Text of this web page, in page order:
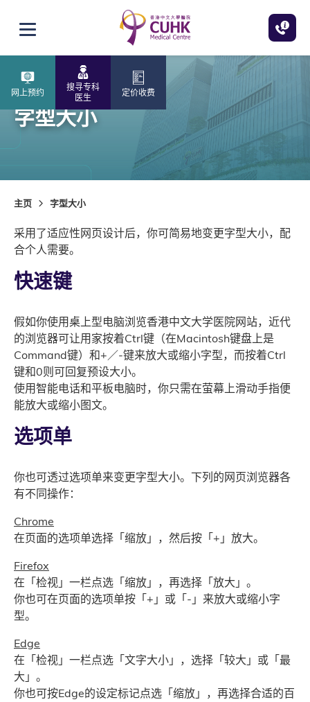
打开选单
网上预约
搜寻专科
医生
定价收费
字型大小
主页 字型大小
采用了适应性网页设计后，你可简易地变更字型大小，配
合个人需要。
快速键
假如你使用桌上型电脑浏览香港中文大学医院网站，近代
的浏览器可让用家按着Ctrl键（在Macintosh键盘上是
Command键）和+／-键来放大或缩小字型，而按着Ctrl
键和0则可回复预设大小。
使用智能电话和平板电脑时，你只需在萤幕上滑动手指便
能放大或缩小图文。
选项单
你也可透过选项单来变更字型大小。下列的网页浏览器各
有不同操作：
Chrome
在页面的选项单选择「缩放」，然后按「+」放大。
Firefox
在「检视」一栏点选「缩放」，再选择「放大」。
你也可在页面的选项单按「+」或「-」来放大或缩小字
型。
Edge
在「检视」一栏点选「文字大小」，选择「较大」或「最
大」。
你也可按Edge的设定标记点选「缩放」，再选择合适的百